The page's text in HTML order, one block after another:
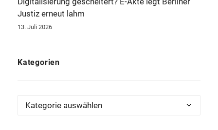
Justiz erneut lahm
13. Juli 2026
Kategorien
Kategorien